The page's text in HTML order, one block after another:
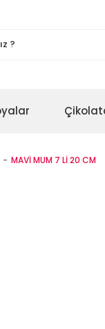
MAVİ MUM 7 Lİ 20 CM